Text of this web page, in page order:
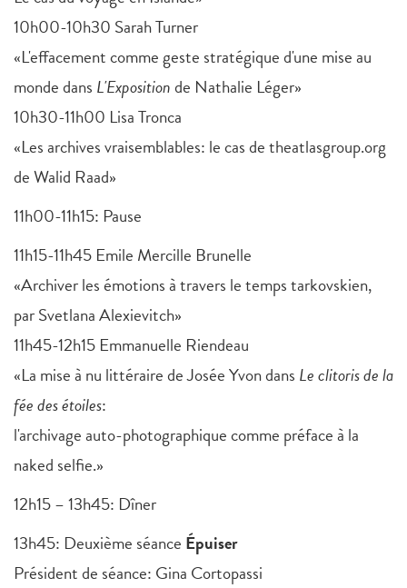
10h00-10h30 Sarah Turner
«L'effacement comme geste stratégique d'une mise au
monde dans L'Expositionde Nathalie Léger»
10h30-11h00 Lisa Tronca
«Les archives vraisemblables: le cas de theatlasgroup.org
de Walid Raad»
11h00-11h15: Pause
11h15-11h45 Emile Mercille Brunelle
«Archiver les émotions à travers le temps tarkovskien,
par Svetlana Alexievitch»
11h45-12h15 Emmanuelle Riendeau
«La mise à nu littéraire de Josée Yvon dans Le clitoris de la
fée des étoiles:
l'archivage auto-photographique comme préface à la
naked selfie.»
12h15 – 13h45: Dîner
13h45: Deuxième séance Épuiser
Président de séance: Gina Cortopassi